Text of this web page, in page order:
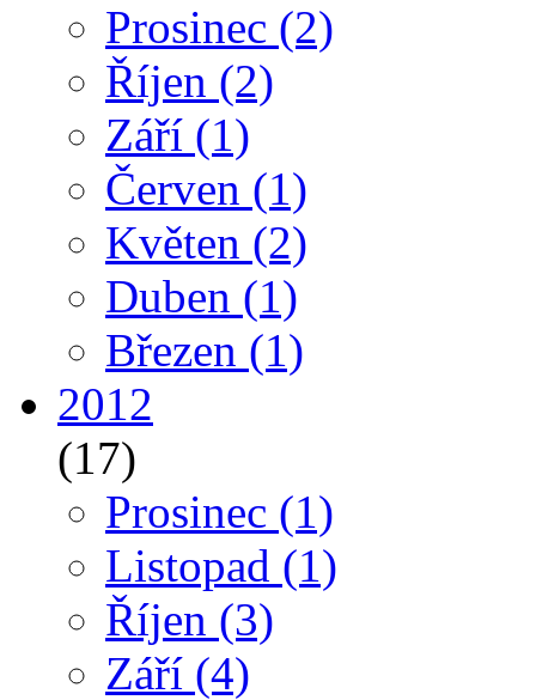
Prosinec (2)
Říjen (2)
Září (1)
Červen (1)
Květen (2)
Duben (1)
Březen (1)
2012
(17)
Prosinec (1)
Listopad (1)
Říjen (3)
Září (4)